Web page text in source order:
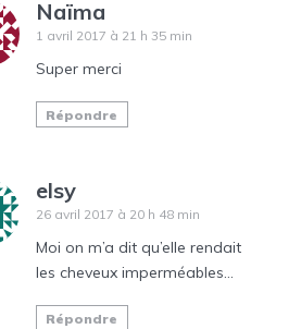
Naïma
1 avril 2017 à 21 h 35 min
Super merci
Répondre
elsy
26 avril 2017 à 20 h 48 min
Moi on m’a dit qu’elle rendait
les cheveux imperméables…
Répondre